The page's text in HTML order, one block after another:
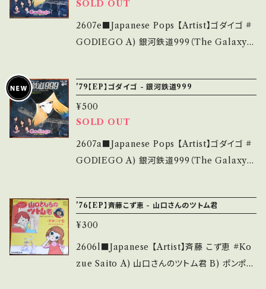
参考視聴■ https://youtu.be/Xj3MP9RQSF
w?si=xuKm87FNIlR9delE 【Condition】 Ja
cket/Record：B+/A (国内盤/BagJacket/SH
封など A・綺麗・キズ等も無く、痛みも薄い B・多
少痛み・キズなど見られる C・痛み多・キズ多く
痛み多 *その他、+ - で補足しています。 *中古と
いう事をご理解して頂ける方のご購入をお願い
致します。 Please purchase it if you under
ださい。 https://onbankutsu.thebase.in/ite
ms/14252144 お知らせ等は、About 画面にて
SOLD OUT
2607e■Japanese Pops 【Artist】ゴダイゴ #
GODIEGO A) 銀河鉄道999（The Galaxy E
537 / コロムビア *11th / 映画「銀河鉄道999」
OST ■参考視聴■ - 【Condition】 Jacket/R
ecord：B+/A (国内盤) ______________
___________ 【About the state/状態説
明】 S・新品未開封など A・綺麗・キズ等も無く、
ています。 *中古という事をご理解して頂ける方
のご購入をお願い致します。 Please purchase
it if you understand that it is second han
'79【EP】ゴダイゴ - 銀河鉄道999
¥500
SOLD OUT
2607a■Japanese Pops 【Artist】ゴダイゴ #
GODIEGO A) 銀河鉄道999（The Galaxy E
537 / コロムビア *11th / 映画「銀河鉄道999」
OST *ミッキー吉野がイントロ何かに似ている
なと思ったら、ムッシュ作「あの時君は若かった」
だ！ という話が印象的。知らず知らず影響を受
'76【EP】斉藤こず恵 - 山口さんのツトム君
¥300
2606l■Japanese 【Artist】斉藤 こず恵 #Ko
zue Saito A) 山口さんのツトム君 B) ポンポコ